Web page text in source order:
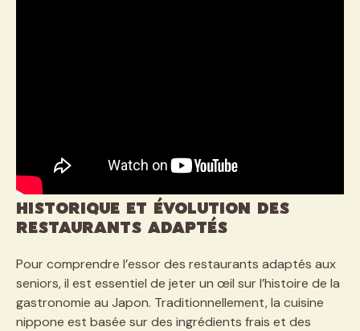
Historique et évolution des
restaurants adaptés
Pour comprendre l’essor des restaurants adaptés aux
seniors, il est essentiel de jeter un œil sur l’histoire de la
gastronomie au Japon. Traditionnellement, la cuisine
nippone est basée sur des ingrédients frais et des